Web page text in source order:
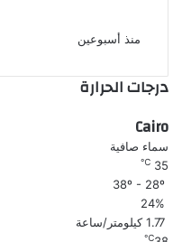
منذ أسبوعين
درجات الحرارة
Cairo
سماء صافية
35
℃
24%
1.77 كيلومتر/ساعة
℃